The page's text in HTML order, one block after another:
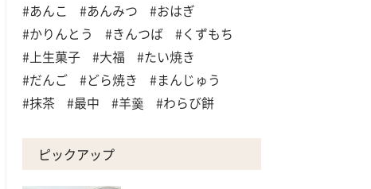
#あんこ #あんみつ
#おはぎ
#かりんとう
#きんつば
#くずもち
#上生菓子
#大福
#たい焼き
#だんご
#どら焼き
#まんじゅう
#抹茶
#最中 #羊羹 #わらび餅
ピックアップ